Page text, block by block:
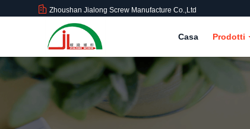
Zhoushan Jialong Screw Manufacture Co.,Ltd
Casa Prodotti